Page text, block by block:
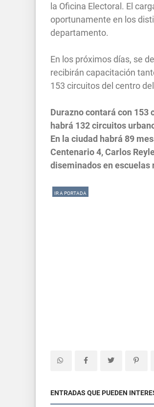
la Oficina Electoral. El
oportunamente en los
departamento.
En los próximos días, se
recibirán capacitación
153 circuitos del centro
Durazno contará con 153
habrá 132 circuitos
En la ciudad habrá 89
Centenario 4, Carlos
diseminados en
IR A PORTADA
ENTRADAS QUE PUEDEN